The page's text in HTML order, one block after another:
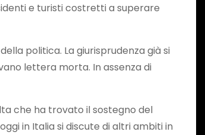
e turisti costretti a superare
politica. La giurisprudenza già si
lettera morta. In assenza di
che ha trovato il sostegno del
in Italia si discute di altri ambiti in